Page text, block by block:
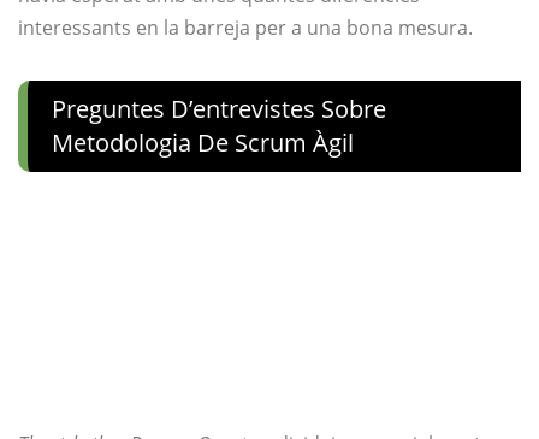
interessants en la barreja per a una bona mesura.
Preguntes D’entrevistes Sobre
Metodologia De Scrum Àgil